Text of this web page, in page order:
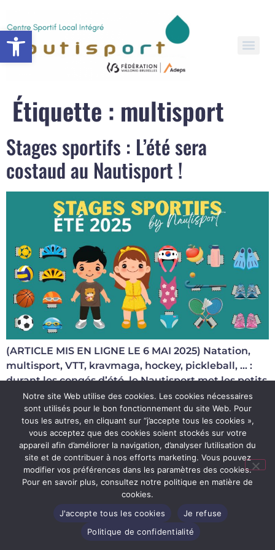
Open toolbar
Étiquette : multisport
Stages sportifs : L’été sera
costaud au Nautisport !
(ARTICLE MIS EN LIGNE LE 6 MAI 2025) Natation,
multisport, VTT, kravmaga, hockey, pickleball, … :
durant les congés d’été, le Nautisport met les petits
plats dans les grands pour […]
Conditions d’utilisation du site
Politique de confidentialité
Règlements d’ordre intérieur
Conditions générales de vente
Tous droits réservés - Site Web réalisé par
Girlyougotthis.be
Notre site Web utilise des cookies. Les cookies nécessaires
sont utilisés pour le bon fonctionnement du site Web. Pour
tous les autres, en cliquant sur “j’accepte tous les cookies »,
vous acceptez que des cookies soient stockés sur votre
appareil afin d’améliorer la navigation, d’analyser l’utilisation du
site et de contribuer à nos efforts marketing. Vous pouvez
modifier vos préférences dans les paramètres des cookies.
Pour en savoir plus, consultez notre politique en matière de
cookies.
J'accepte tous les cookies
Je refuse
Politique de confidentialité